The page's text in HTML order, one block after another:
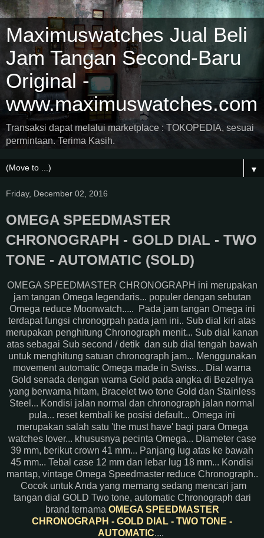
Maximuswatches Jual Beli
Jam Tangan Second-Baru
Original -
www.maximuswatches.com
Transaksi dapat melalui marketplace : TOKOPEDIA, sesuai
permintaan. Terima Kasih.
▼
Friday, December 02, 2016
OMEGA SPEEDMASTER
CHRONOGRAPH - GOLD DIAL - TWO
TONE - AUTOMATIC (SOLD)
OMEGA SPEEDMASTER CHRONOGRAPH ini merupakan
jam tangan Omega legendaris... populer dengan sebutan
Omega reduce Moonwatch..... Pada jam tangan Omega ini
terdapat fungsi chronogrpah pada jam ini.. Sub dial kiri atas
merupakan penghitung Chronograph menit... Sub dial kanan
atas sebagai Sub second / detik dan sub dial tengah bawah
untuk menghitung satuan chronograph jam... Menggunakan
movement automatic Omega made in Swiss... Dial warna
Gold senada dengan warna Gold pada angka di Bezelnya
yang berwarna hitam, Bracelet two tone Gold dan Stainless
Steel... Kondisi jalan normal dan chronograph jalan normal
pula... reset kembali ke posisi default... Omega ini
merupakan salah satu 'the must have' bagi para Omega
watches lover... khususnya pecinta Omega... Diameter case
39 mm, berikut crown 41 mm... Panjang lug atas ke bawah
45 mm... Tebal case 12 mm dan lebar lug 18 mm... Kondisi
mantap, vintage Omega Speedmaster reduce Chronograph..
Cocok untuk Anda yang memang sedang mencari jam
tangan dial GOLD Two tone, automatic Chronograph dari
brand ternama OMEGA SPEEDMASTER
CHRONOGRAPH - GOLD DIAL - TWO TONE -
AUTOMATIC....